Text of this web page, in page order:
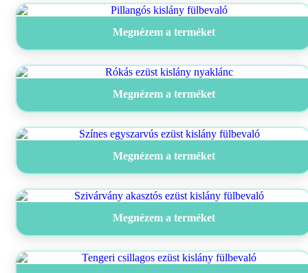
Megnézem a terméket
Megnézem a terméket
Megnézem a terméket
Megnézem a terméket